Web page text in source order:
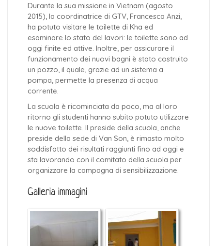
Durante la sua missione in Vietnam (agosto
2015), la coordinatrice di GTV, Francesca Anzi,
ha potuto visitare le toilette di Kha ed
esaminare lo stato del lavori: le toilette sono ad
oggi finite ed attive. Inoltre, per assicurare il
funzionamento dei nuovi bagni è stato costruito
un pozzo, il quale, grazie ad un sistema a
pompa, permette la presenza di acqua
corrente.
La scuola è ricominciata da poco, ma al loro
ritorno gli studenti hanno subito potuto utilizzare
le nuove toilette. Il preside della scuola, anche
preside della sede di Van Son, è rimasto molto
soddisfatto dei risultati raggiunti fino ad oggi e
sta lavorando con il comitato della scuola per
organizzare la campagna di sensibilizzazione.
Galleria immagini